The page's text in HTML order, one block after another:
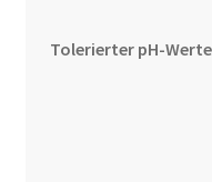
Tolerierter pH-Werte